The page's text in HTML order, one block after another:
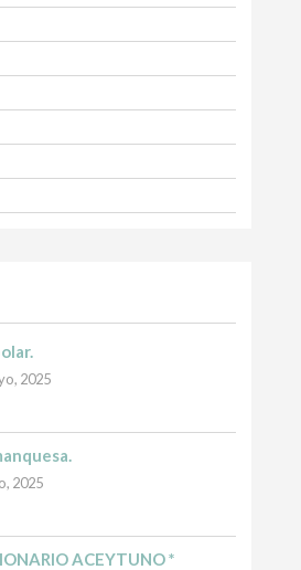
2025
2025
ACEYTUNO *